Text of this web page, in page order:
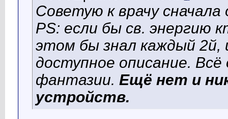
Советую к врачу
PS: если бы св. энергию
этом бы знал каждый
доступное описание.
фантазии. Ещё нет и
устройств.